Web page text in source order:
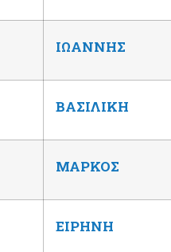
ΙΩΑΝΝΗΣ
ΒΑΣΙΛΙΚΗ
ΜΑΡΚΟΣ
ΕΙΡΗΝΗ